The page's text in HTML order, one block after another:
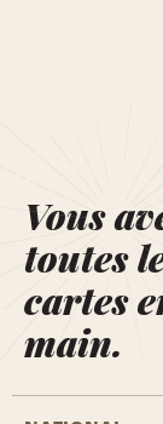
Vous
toutes
cartes
main.